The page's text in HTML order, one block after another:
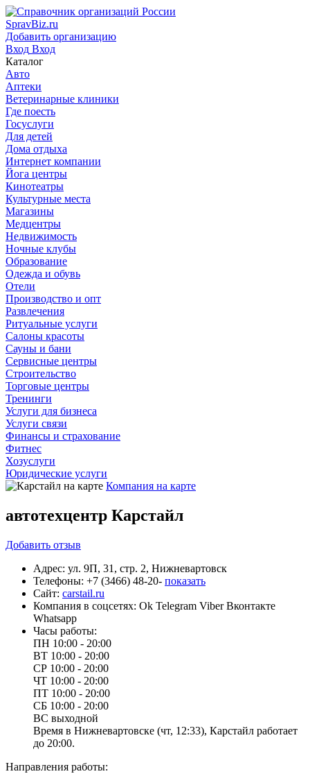
SpravBiz.ru
Добавить организацию
Вход Вход
Каталог
Авто
Аптеки
Ветеринарные клиники
Где поесть
Госуслуги
Для детей
Дома отдыха
Интернет компании
Йога центры
Кинотеатры
Культурные места
Магазины
Медцентры
Недвижимость
Ночные клубы
Образование
Одежда и обувь
Отели
Производство и опт
Развлечения
Ритуальные услуги
Салоны красоты
Сауны и бани
Сервисные центры
Строительство
Торговые центры
Тренинги
Услуги для бизнеса
Услуги связи
Финансы и страхование
Фитнес
Хозуслуги
Юридические услуги
Компания на карте
автотехцентр Карстайл
Добавить отзыв
Адрес: ул. 9П, 31, стр. 2, Нижневартовск
Телефоны: +7 (3466) 48-20- показать
Сайт: carstail.ru
Компания в соцсетях: Ok Telegram Viber Вконтакте
Whatsapp
Часы работы:
ПН 10:00 - 20:00
ВТ 10:00 - 20:00
СР 10:00 - 20:00
ЧТ 10:00 - 20:00
ПТ 10:00 - 20:00
СБ 10:00 - 20:00
ВС выходной
Время в Нижневартовске (чт, 12:33), Карстайл работает
до 20:00.
Направления работы: